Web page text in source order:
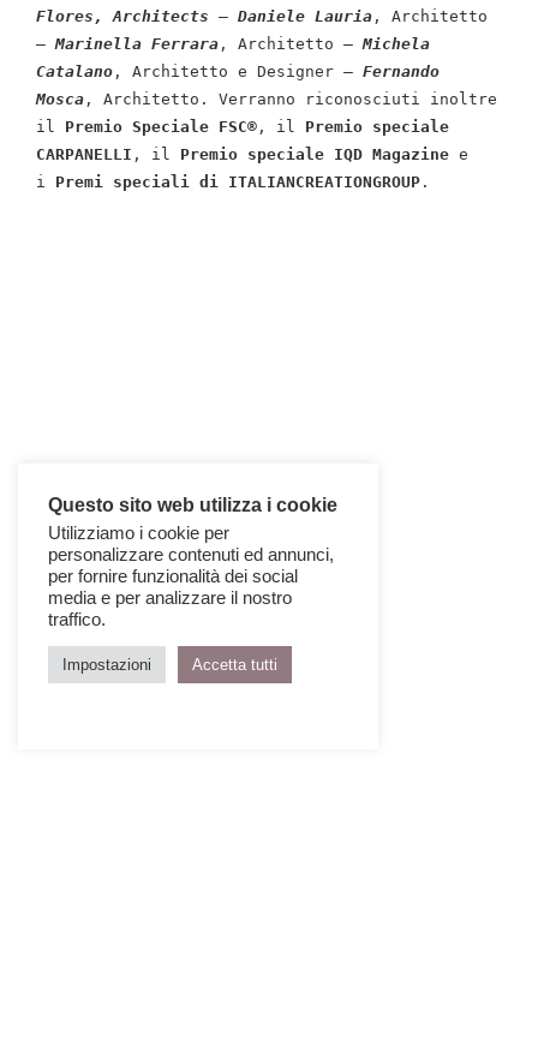
Flores, Architects – Daniele Lauria , Architetto
– Marinella Ferrara , Architetto – Michela
Catalano , Architetto e Designer – Fernando
Mosca , Architetto. Verranno riconosciuti inoltre
il Premio Speciale FSC® , il Premio speciale
CARPANELLI , il Premio speciale IQD Magazine e
i Premi speciali di ITALIANCREATIONGROUP .
Questo sito web utilizza i cookie
Utilizziamo i cookie per
personalizzare contenuti ed annunci,
per fornire funzionalità dei social
media e per analizzare il nostro
traffico.
Impostazioni Accetta tutti